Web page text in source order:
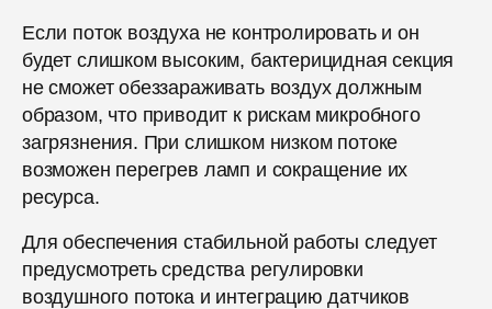
Если поток воздуха не контролировать и он
будет слишком высоким, бактерицидная секция
не сможет обеззараживать воздух должным
образом, что приводит к рискам микробного
загрязнения. При слишком низком потоке
возможен перегрев ламп и сокращение их
ресурса.
Для обеспечения стабильной работы следует
предусмотреть средства регулировки
воздушного потока и интеграцию датчиков